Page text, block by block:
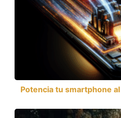
Potencia tu smartphone